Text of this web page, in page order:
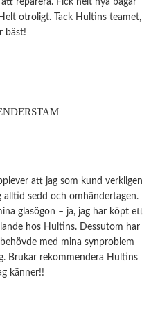
otroligt. Tack Hultins teamet,
bäst!
att jag som kund verkligen
sedd och omhändertagen.
glasögon – ja, jag har köpt ett
hos Hultins. Dessutom har
med mina synproblem
Brukar rekommendera Hultins
känner!!